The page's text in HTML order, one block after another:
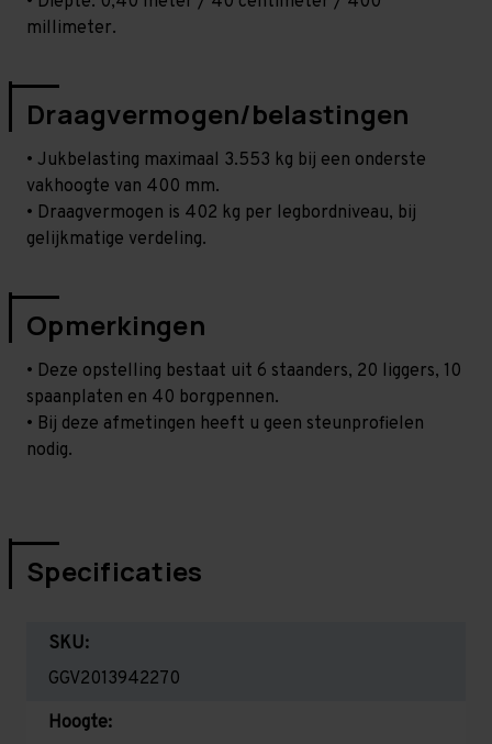
millimeter.
Draagvermogen/belastingen
• Jukbelasting maximaal 3.553 kg bij een onderste
vakhoogte van 400 mm.
• Draagvermogen is 402 kg per legbordniveau, bij
gelijkmatige verdeling.
Opmerkingen
• Deze opstelling bestaat uit 6 staanders, 20 liggers, 10
spaanplaten en 40 borgpennen.
• Bij deze afmetingen heeft u geen steunprofielen
nodig.
Specificaties
SKU:
GGV2013942270
Hoogte: